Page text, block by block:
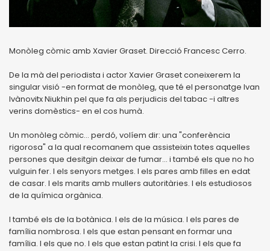
Monòleg còmic amb Xavier Graset. Direcció Francesc Cerro.
De la mà del periodista i actor Xavier Graset coneixerem la
singular visió -en format de monòleg, que té el personatge Ivan
Ivànovitx Niukhin pel que fa als perjudicis del tabac -i altres
verins domèstics- en el cos humà.
Un monòleg còmic... perdó, volíem dir: una "conferència
rigorosa" a la qual recomanem que assisteixin totes aquelles
persones que desitgin deixar de fumar... i també els que no ho
vulguin fer. I els senyors metges. I els pares amb filles en edat
de casar. I els marits amb mullers autoritàries. I els estudiosos
de la química orgànica.
I també els de la botànica. I els de la música. I els pares de
família nombrosa. I els que estan pensant en formar una
família. I els que no. I els que estan patint la crisi. I els que fa